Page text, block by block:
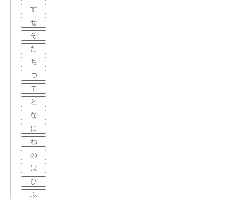
す
せ
そ
た
ち
つ
て
と
な
に
ね
の
は
ひ
ふ